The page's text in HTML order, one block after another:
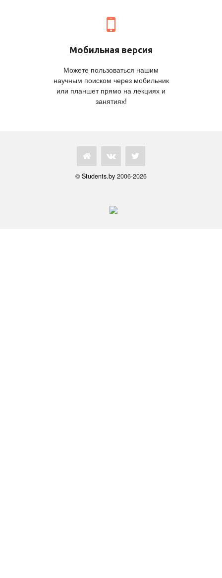
Мобильная версия
Можете пользоваться нашим
научным поиском через мобильник
или планшет прямо на лекциях и
занятиях!
© Students.by 2006-2026